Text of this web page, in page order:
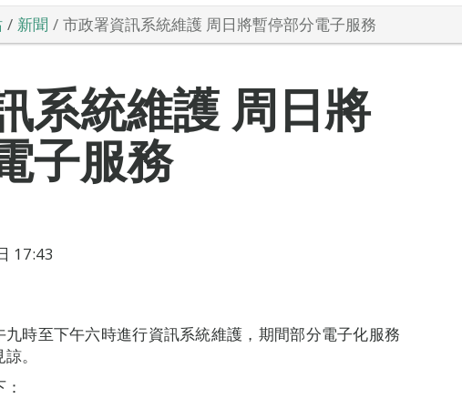
新聞 市政署資訊系統維護 周日將暫停部分電子服務
系統維護 周日將
子服務
17:43
時至下午六時進行資訊系統維護，期間部分電子化服務
。